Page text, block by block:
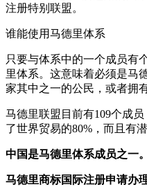
注册特别联盟。
谁能使用马德里体系
只要与体系中的一个成员有
里体系。这意味着必须是马
家其中之一的公民，或者拥
马德里联盟目前有109个成
了世界贸易的80%，而且有
中国是马德里体系成员之一。
马德里商标国际注册申请办